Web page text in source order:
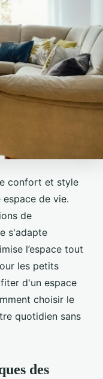
confort et style
de vie.
de
s'adapte
l’espace tout
les petits
d'un espace
choisir le
quotidien sans
des